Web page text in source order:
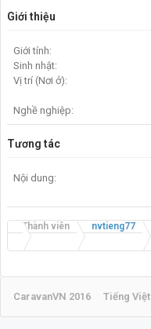
Giới thiệu
Giới tính:
Sinh nhật:
Vị trí (Nơi ở):
Nghề nghiệp:
Tương tác
Nội dung:
Thành viên nvtieng77
CaravanVN 2016 Tiếng Việt